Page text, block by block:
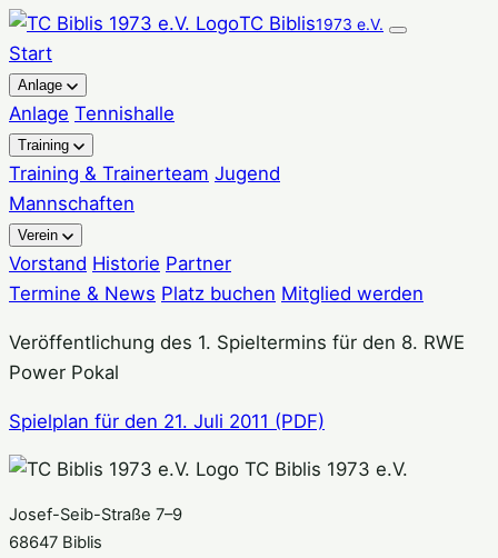
Zum
Inhalt
springen
TC Biblis1973 e.V.
Start
Anlage
Anlage Tennishalle
Training
Training & Trainerteam Jugend
Mannschaften
Verein
Vorstand Historie Partner
Termine & News Platz buchen Mitglied werden
Veröffentlichung des 1. Spieltermins für den 8. RWE
Power Pokal
Spielplan für den 21. Juli 2011 (PDF)
TC Biblis 1973 e.V.
Josef-Seib-Straße 7–9
68647 Biblis